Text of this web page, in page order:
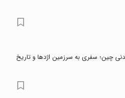
چین؛ سفری به سرزمین اژدها و تاریخ